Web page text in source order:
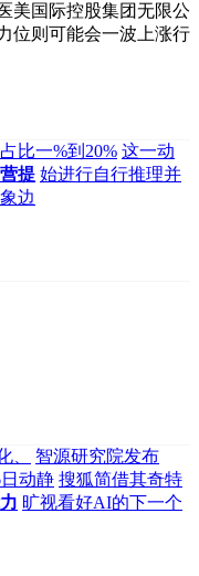
美国际控股集团无限公
位则可能会一波上涨行
比一%到20% 这一动
提 始进行自行推理并
边
、
智源研究院发布
动静 搜狐简借其奇特
旷视看好AI的下一个